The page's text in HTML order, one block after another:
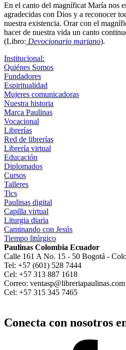
En el canto del magníficat María nos
agradecidas con Dios y a reconocer
nuestra existencia. Orar con el
hacer de nuestra vida un canto
(Libro: Devocionario mariano).
Institucional:
Quiénes Somos
Fundadores
Espiritualidad
Mujeres comunicadoras
Nuestra historia
Marca Paulinas
Vocacional
Librerías
Red de librerías
Librería virtual
Educación
Diplomados
Cursos
Talleres
Tics
Paulinas digital
Capilla virtual
Liturgia diaria
Caminando con Jesús
Tiempo litúrgico
Paulinas Colombia Ecuador
Calle 161 A No. 15 - 50 Bogotá -
Tel: +57 (601) 528 7444
Cel: +57 313 887 1618
Correo: ventasp@libreriapaulinas.com
Cel: +57 315 345 7465
Conecta con nosotros